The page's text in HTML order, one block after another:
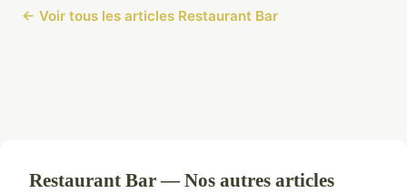
← Voir tous les articles Restaurant Bar
Restaurant Bar — Nos autres articles